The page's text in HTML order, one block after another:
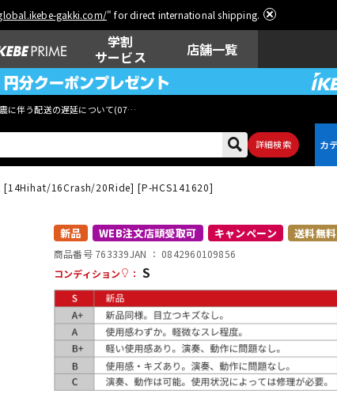
gakki.com/" for direct international shipping.
学割
サービス
店舗一覧
に伴う配送の遅延について(07月29日
詳細検索
ウクレレ ドラム
その他楽器
レコーディン
グ機器
配信/ライブ
機器
[14Hihat/16Crash/20Ride] [P-HCS141620]
新品 WEB注文店頭受取可 キャンペーン 送料無料
商品番号 763339JAN ： 0842960109856
コンディション
： S